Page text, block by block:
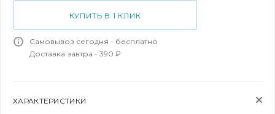
КУПИТЬ В 1 КЛИК
Самовывоз сегодня - бесплатно
Доставка завтра - 390 ₽
ХАРАКТЕРИСТИКИ